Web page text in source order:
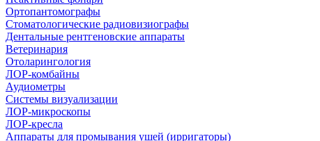
Ортопантомографы
Стоматологические радиовизиографы
Дентальные рентгеновские аппараты
Ветеринария
Отоларингология
ЛОР-комбайны
Аудиометры
Системы визуализации
ЛОР-микроскопы
ЛОР-кресла
Аппараты для промывания ушей (ирригаторы)